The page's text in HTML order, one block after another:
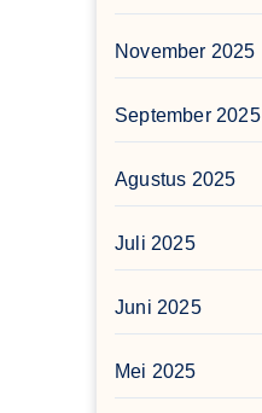
November 2025
September 2025
Agustus 2025
Juli 2025
Juni 2025
Mei 2025